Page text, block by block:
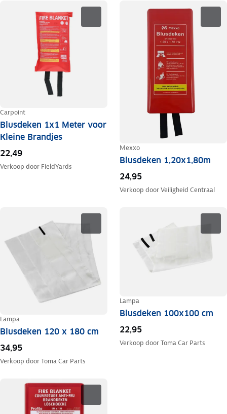
Carpoint
Blusdeken 1x1 Meter voor
Kleine Brandjes
22,49
Verkoop door FieldYards
Mexxo
Blusdeken 1,20x1,80m
24,95
Verkoop doorVeiligheid Centraal
Lampa
Blusdeken 120 x 180 cm
34,95
Verkoop doorToma Car Parts
Lampa
Blusdeken 100x100 cm
22,95
Verkoop doorToma Car Parts